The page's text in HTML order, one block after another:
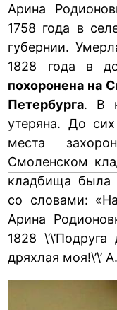
Арина
1758 года в
губернии.
1828 года в
похоронена на
Петербурга. В
утеряна. До
места
Смоленском
кладбища была
со словами:
Арина
1828
дряхлая моя!\’\’